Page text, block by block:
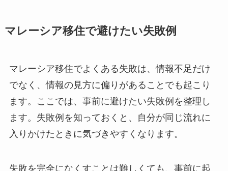
マレーシア移住で避けたい失敗例
マレーシア移住でよくある失敗は、情報不足だけ
でなく、情報の見方に偏りがあることでも起こり
ます。ここでは、事前に避けたい失敗例を整理し
ます。失敗例を知っておくと、自分が同じ流れに
入りかけたときに気づきやすくなります。
失敗を完全になくすことは難しくても、事前に起